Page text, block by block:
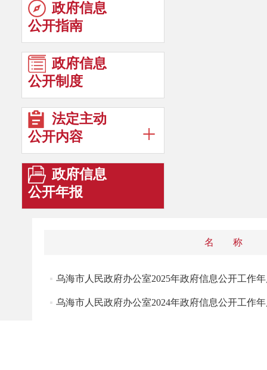
政府信息
公开指南
政府信息
公开制度
法定主动
公开内容
政府信息
公开年报
名 称
乌海市人民政府办公室2025年政府信息公开工作
乌海市人民政府办公室2024年政府信息公开工作